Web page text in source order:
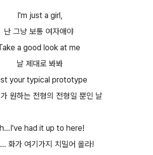
I'm just a girl,
난 그냥 보통 여자애야
a good look at me
날 제대로 봐봐
your typical prototype
원하는 전형의 전형일 뿐인 날
had it up to here!
화가 여기가지 치밀어 올라!